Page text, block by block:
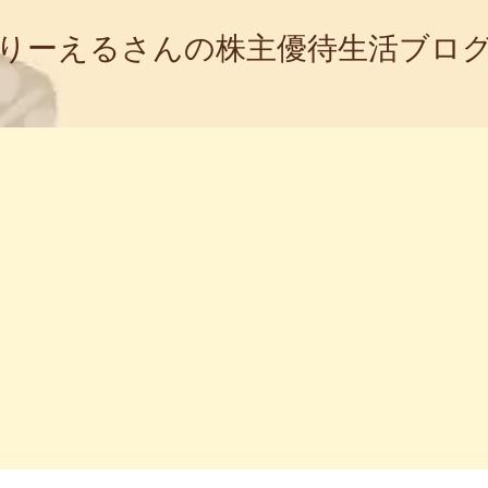
ーえるさんの株主優待生活ブロ